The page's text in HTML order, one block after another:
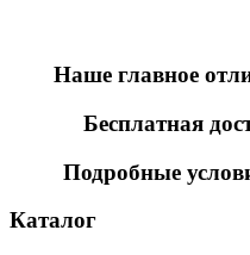
Наше главное
Бесплатная
Подробные
Каталог